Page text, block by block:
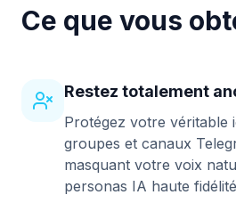
Ce que vous
Restez totalement
Protégez votre véritable
groupes et canaux
masquant votre voix
personas IA haute